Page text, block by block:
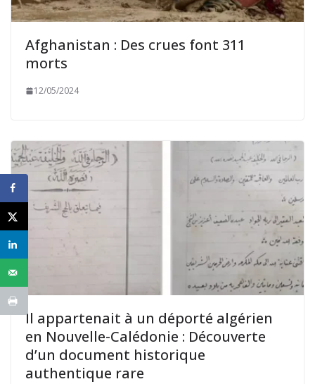
Afghanistan : Des crues font 311
morts
12/05/2024
Il appartenait à un déporté algérien
en Nouvelle-Calédonie : Découverte
d’un document historique
authentique rare